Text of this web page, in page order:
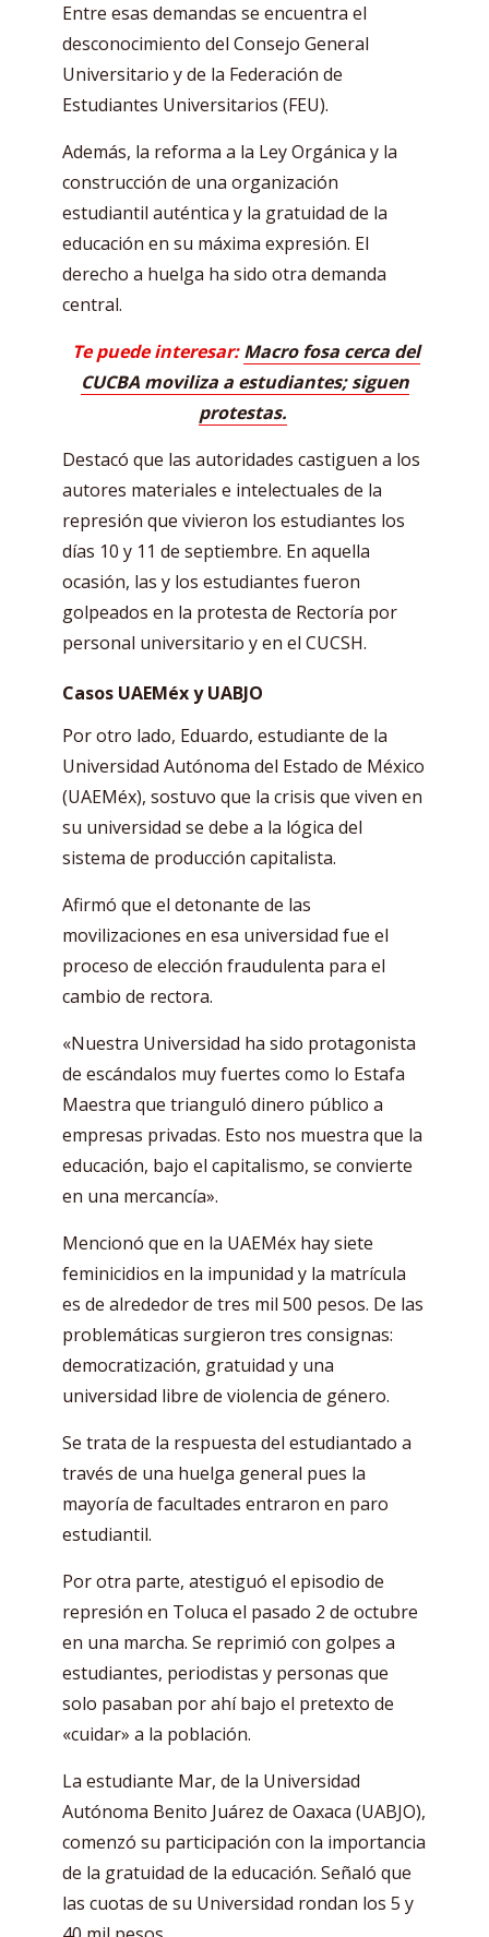
Entre esas demandas se encuentra el
desconocimiento del Consejo General
Universitario y de la Federación de
Estudiantes Universitarios (FEU).
Además, la reforma a la Ley Orgánica y la
construcción de una organización
estudiantil auténtica y la gratuidad de la
educación en su máxima expresión. El
derecho a huelga ha sido otra demanda
central.
Te puede interesar:Macro fosa cerca del
CUCBA moviliza a estudiantes; siguen
protestas.
Destacó que las autoridades castiguen a los
autores materiales e intelectuales de la
represión que vivieron los estudiantes los
días 10 y 11 de septiembre. En aquella
ocasión, las y los estudiantes fueron
golpeados en la protesta de Rectoría por
personal universitario y en el CUCSH.
Casos UAEMéx y UABJO
Por otro lado, Eduardo, estudiante de la
Universidad Autónoma del Estado de México
(UAEMéx), sostuvo que la crisis que viven en
su universidad se debe a la lógica del
sistema de producción capitalista.
Afirmó que el detonante de las
movilizaciones en esa universidad fue el
proceso de elección fraudulenta para el
cambio de rectora.
«Nuestra Universidad ha sido protagonista
de escándalos muy fuertes como lo Estafa
Maestra que trianguló dinero público a
empresas privadas. Esto nos muestra que la
educación, bajo el capitalismo, se convierte
en una mercancía».
Mencionó que en la UAEMéx hay siete
feminicidios en la impunidad y la matrícula
es de alrededor de tres mil 500 pesos. De las
problemáticas surgieron tres consignas:
democratización, gratuidad y una
universidad libre de violencia de género.
Se trata de la respuesta del estudiantado a
través de una huelga general pues la
mayoría de facultades entraron en paro
estudiantil.
Por otra parte, atestiguó el episodio de
represión en Toluca el pasado 2 de octubre
en una marcha. Se reprimió con golpes a
estudiantes, periodistas y personas que
solo pasaban por ahí bajo el pretexto de
«cuidar» a la población.
La estudiante Mar, de la Universidad
Autónoma Benito Juárez de Oaxaca (UABJO),
comenzó su participación con la importancia
de la gratuidad de la educación. Señaló que
las cuotas de su Universidad rondan los 5 y